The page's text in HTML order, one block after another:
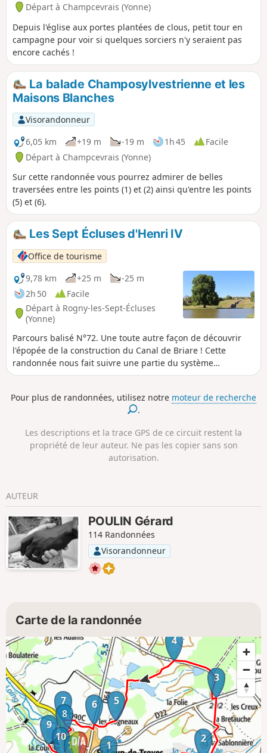
Départ à Champcevrais (Yonne)
Depuis l'église aux portes plantées de clous, petit tour en
campagne pour voir si quelques sorciers n'y seraient pas
encore cachés !
La balade Champosylvestrienne et les
Maisons Blanches
Visorandonneur
6,05 km
+19 m -19 m 1h 45
Facile
Départ à Champcevrais (Yonne)
Sur cette randonnée vous pourrez admirer de belles
traversées entre les points (1) et (2) ainsi qu'entre les points
(5) et (6).
Les Sept Écluses d'Henri IV
Office de tourisme
9,78 km
+25 m
-25 m
2h 50
Facile
Départ à Rogny-les-Sept-Écluses
(Yonne)
Parcours balisé N°72. Une toute autre façon de découvrir
l'épopée de la construction du Canal de Briare ! Cette
randonnée nous fait suivre une partie du système
d'alimentation en eau de ce canal et revenir en suivant son
nomme aujourd'hui : les Sept Écluses de Rogny. Rogny-les-
Sept-Écluses est classé dans les villages "Cités de
Pour plus de randonnées, utilisez notre moteur de recherche
.
Les descriptions et la trace GPS de ce circuit restent la
propriété de leur auteur. Ne pas les copier sans son
autorisation.
AUTEUR
POULIN Gérard
114 Randonnées
Visorandonneur
Carte de la randonnée
1
2
3
4
5
6
7
8
9
10
11